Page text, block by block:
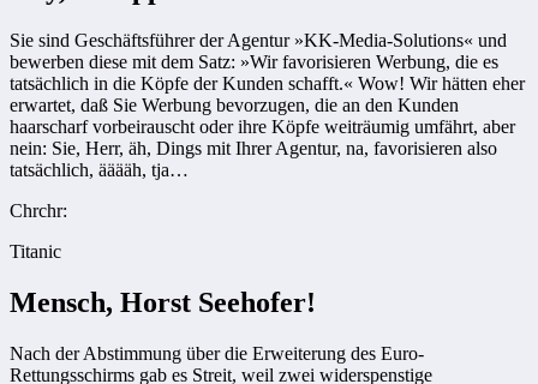
Sie sind Geschäftsführer der Agentur »KK-Media-Solutions« und
bewerben diese mit dem Satz: »Wir favorisieren Werbung, die es
tatsächlich in die Köpfe der Kunden schafft.« Wow! Wir hätten eher
erwartet, daß Sie Werbung bevorzugen, die an den Kunden
haarscharf vorbeirauscht oder ihre Köpfe weiträumig umfährt, aber
nein: Sie, Herr, äh, Dings mit Ihrer Agentur, na, favorisieren also
tatsächlich, ääääh, tja…
Chrchr:
Titanic
Mensch, Horst Seehofer!
Nach der Abstimmung über die Erweiterung des Euro-
Rettungsschirms gab es Streit, weil zwei widerspenstige